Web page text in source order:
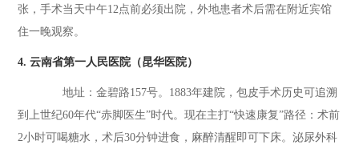
张，手术当天中午12点前必须出院，外地患者术后需在附近宾馆
住一晚观察。
4. 云南省第一人民医院（昆华医院）
地址：金碧路157号。1883年建院，包皮手术历史可追溯
到上世纪60年代“赤脚医生”时代。现在主打“快速康复”路径：术前
2小时可喝糖水，术后30分钟进食，麻醉清醒即可下床。泌尿外科